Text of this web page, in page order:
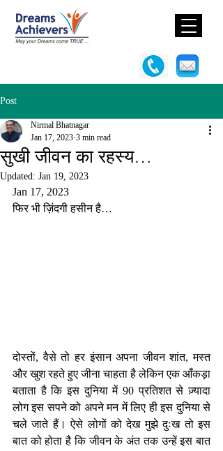
Post
सुखी जीवन का रहस्य…
Nirmal Bhatnagar
Jan 17, 2023 3 min read
Updated: Jan 19, 2023
Jan 17, 2023
फिर भी ज़िंदगी हसीन है…
दोस्तों, वैसे तो हर इंसान अपना जीवन शांत, मस्त
और खुश रहते हुए जीना चाहता है लेकिन एक आँकड़ा
बताता है कि इस दुनिया में 90 प्रतिशत से ज़्यादा
लोग इस सपने को अपने मन में लिए ही इस दुनिया से
चले जाते हैं। ऐसे लोगों को देख मुझे दुःख तो इस
बात को होता है कि जीवन के अंत तक उन्हें इस बात